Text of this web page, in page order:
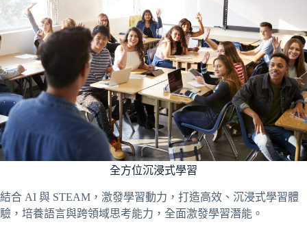
全方位沉浸式學習
結合 AI 與 STEAM，激發學習動力，打造高效、沉浸式學習體
驗，培養語言與跨領域思考能力，全面激發學習潛能。